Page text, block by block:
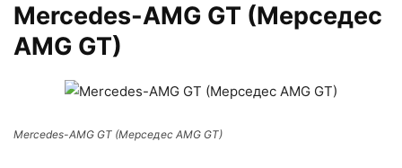
Mercedes-AMG GT (Мерседес
AMG GT)
Mercedes-AMG GT (Мерседес AMG GT)